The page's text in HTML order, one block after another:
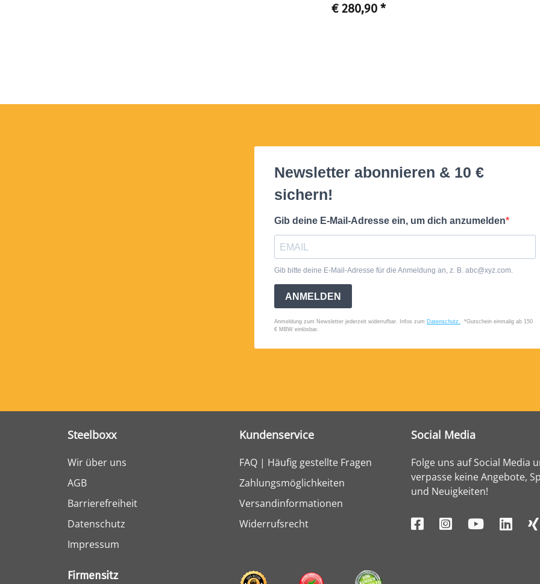
€ 280,90 *
Steelboxx
Wir über uns
AGB
Barrierefreiheit
Datenschutz
Impressum
Kundenservice
FAQ | Häufig gestellte Fragen
Zahlungsmöglichkeiten
Versandinformationen
Widerrufsrecht
Social Media
Folge uns auf Social Media
verpasse keine Angebote,
und Neuigkeiten!
Firmensitz